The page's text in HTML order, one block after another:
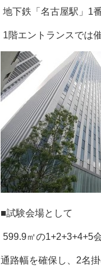
地下鉄「名古屋駅」1
1階エントランスでは
■試験会場として
599.9㎡の1+2+3+4+5
通路幅を確保し、2名